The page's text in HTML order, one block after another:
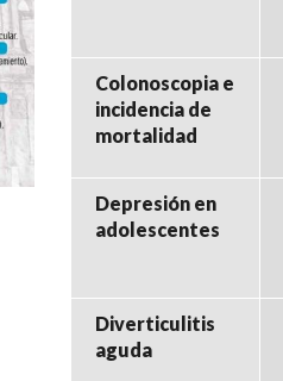
Colonoscopia e
incidencia de
mortalidad
Depresión en
adolescentes
Diverticulitis
aguda